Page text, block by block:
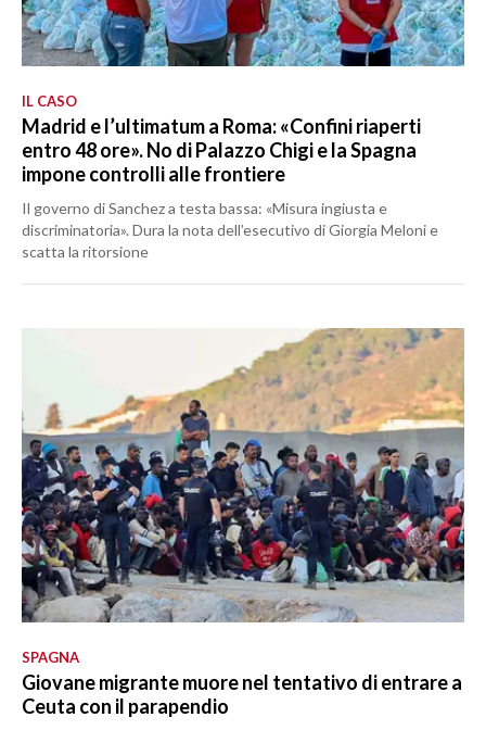
IL CASO
Madrid e l’ultimatum a Roma: «Confini riaperti
entro 48 ore». No di Palazzo Chigi e la Spagna
impone controlli alle frontiere
Il governo di Sanchez a testa bassa: «Misura ingiusta e
discriminatoria». Dura la nota dell’esecutivo di Giorgia Meloni e
scatta la ritorsione
SPAGNA
Giovane migrante muore nel tentativo di entrare a
Ceuta con il parapendio